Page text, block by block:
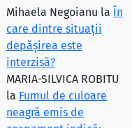
Mihaela Negoianu la În
care dintre situaţii
depăşirea este
interzisă?
MARIA-SILVICA ROBITU
la Fumul de culoare
neagră emis de